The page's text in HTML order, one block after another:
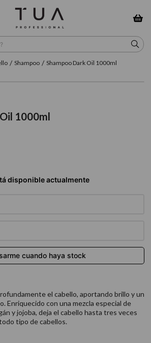
Shampoo Shampoo Dark Oil 1000ml
1000ml
el cabello, aportando brillo y un
Enriquecido con una mezcla especial de
y jojoba, deja el cabello hasta tres veces
tipo de cabellos.
BUSCADOS